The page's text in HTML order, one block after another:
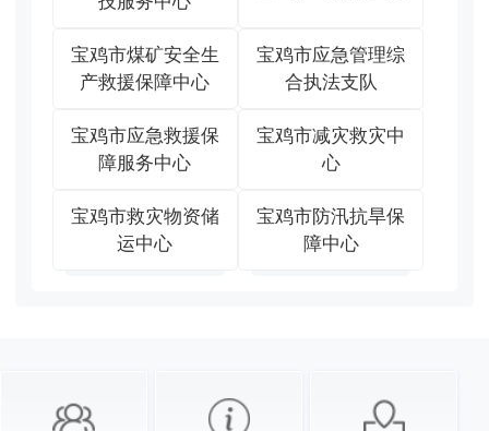
宝鸡市煤矿安全生
产救援保障中心
宝鸡市应急管理综
合执法支队
宝鸡市应急救援保
障服务中心
宝鸡市减灾救灾中
心
宝鸡市救灾物资储
运中心
宝鸡市防汛抗旱保
障中心